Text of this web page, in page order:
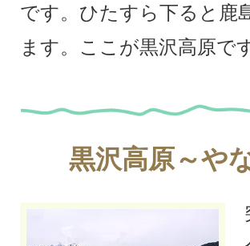
です。ひたすら下ると鹿
ます。ここが黒沢高原で
黒沢高原～や